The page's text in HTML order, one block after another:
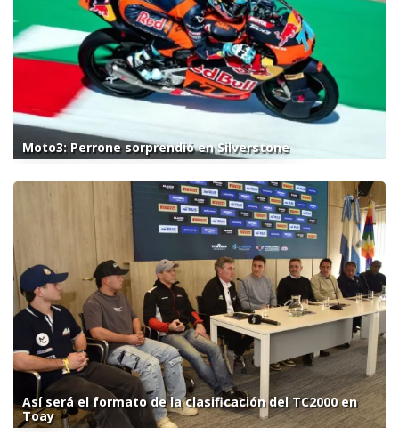
Moto3: Perrone sorprendió en Silverstone
Así será el formato de la clasificación del TC2000 en
Toay